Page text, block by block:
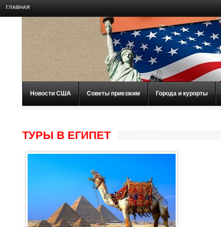
ГЛАВНАЯ
Новости США Советы приезжим Города и курорты
ТУРЫ В ЕГИПЕТ